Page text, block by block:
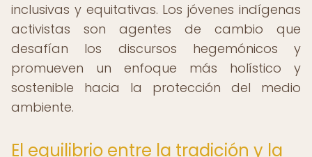
inclusivas y equitativas. Los jóvenes indígenas
activistas son agentes de cambio que
desafían los discursos hegemónicos y
promueven un enfoque más holístico y
sostenible hacia la protección del medio
ambiente.
El equilibrio entre la tradición y la